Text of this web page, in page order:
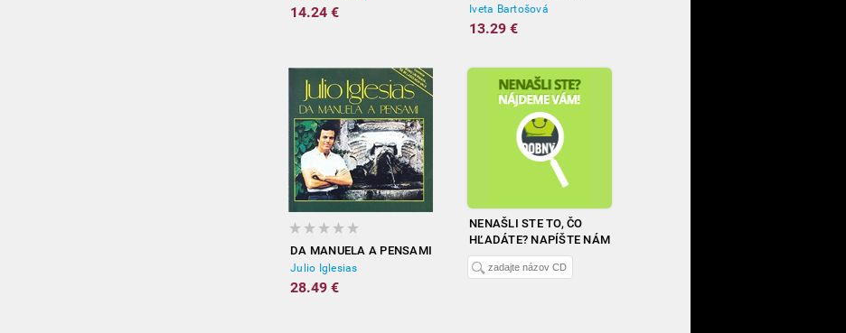
14.24 €
2012
Iveta Bartošová
13.29 €
DA MANUELA A PENSAMI
Julio Iglesias
28.49 €
NENAŠLI STE TO, ČO
HĽADÁTE? NAPÍŠTE NÁM